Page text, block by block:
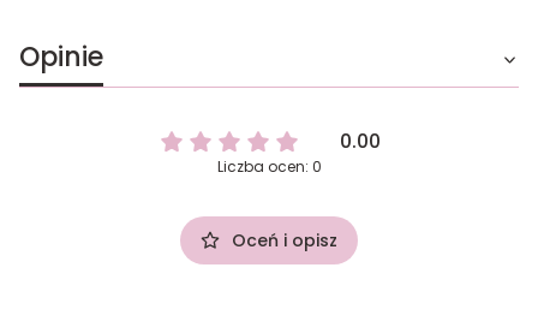
Opinie
0.00
Liczba ocen: 0
Oceń i opisz